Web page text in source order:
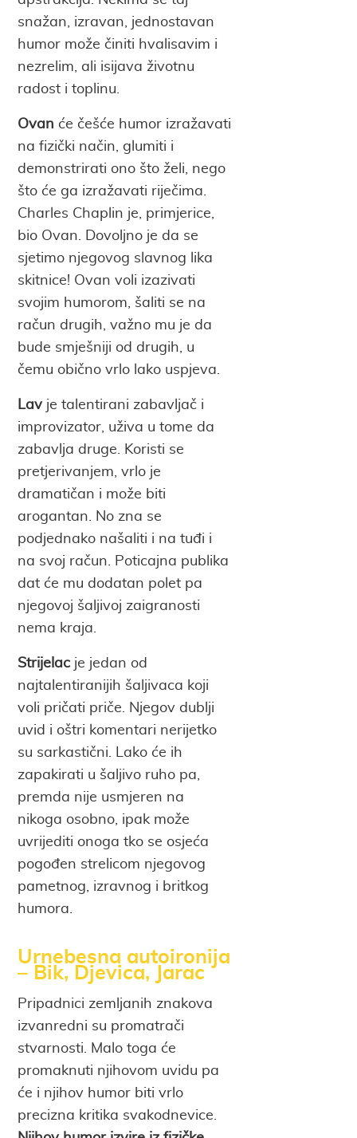
snažan, izravan, jednostavan
humor može činiti hvalisavim i
nezrelim, ali isijava životnu
radost i toplinu.
Ovan će češće humor izražavati
na fizički način, glumiti i
demonstrirati ono što želi, nego
što će ga izražavati riječima.
Charles Chaplin je, primjerice,
bio Ovan. Dovoljno je da se
sjetimo njegovog slavnog lika
skitnice! Ovan voli izazivati
svojim humorom, šaliti se na
račun drugih, važno mu je da
bude smješniji od drugih, u
čemu obično vrlo lako uspjeva.
Lav je talentirani zabavljač i
improvizator, uživa u tome da
zabavlja druge. Koristi se
pretjerivanjem, vrlo je
dramatičan i može biti
arogantan. No zna se
podjednako našaliti i na tuđi i
na svoj račun. Poticajna publika
dat će mu dodatan polet pa
njegovoj šaljivoj zaigranosti
nema kraja.
Strijelacje jedan od
najtalentiranijih šaljivaca koji
voli pričati priče. Njegov dublji
uvid i oštri komentari nerijetko
su sarkastični. Lako će ih
zapakirati u šaljivo ruho pa,
premda nije usmjeren na
nikoga osobno, ipak može
uvrijediti onoga tko se osjeća
pogođen strelicom njegovog
pametnog, izravnog i britkog
humora.
Urnebesna autoironija
– Bik, Djevica, Jarac
Pripadnici zemljanih znakova
izvanredni su promatrači
stvarnosti. Malo toga će
promaknuti njihovom uvidu pa
će i njihov humor biti vrlo
precizna kritika svakodnevice.